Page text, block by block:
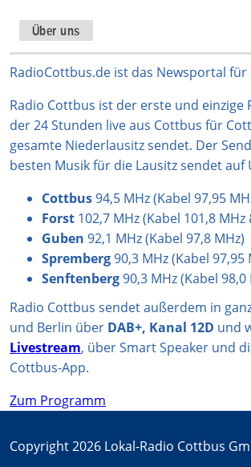
t
a
g
a
m
o
k
s
A
p
u
b
b
o
k
Über uns
RadioCottbus.de ist das Newsportal für
Radio Cottbus ist der erste und einzige
der 24 Stunden live aus Cottbus für
gesamte Niederlausitz sendet. Der
besten Musik für die Lausitz sendet auf
Cottbus94,5 MHz (Kabel 97,95
Forst 102,7 MHz (Kabel 101,8 MHz
Guben 92,1 MHz (Kabel 97,8 MHz)
Spremberg90,3 MHz (Kabel 97,95
Senftenberg90,3 MHz (Kabel 98,0
Radio Cottbus sendet außerdem in
und Berlin über DAB+, Kanal 12D und
Livestream, über Smart Speaker und
Cottbus-App.
Zum Programm
Copyright 2026 Lokal-Radio Cottbus